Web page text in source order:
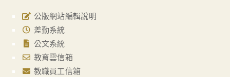
公版網站編輯說明
差勤系統
公文系統
教育雲信箱
教職員工信箱